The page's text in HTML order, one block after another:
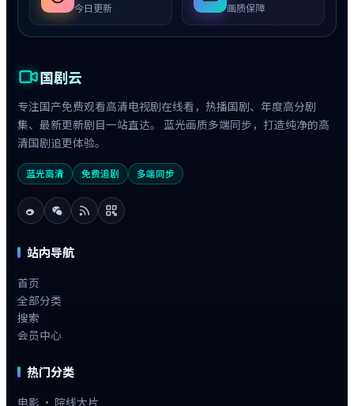
今日更新 画质保障
国剧云
专注国产免费观看高清电视剧在线看，热播国剧、年度高分剧
集、最新更新剧目一站直达。 蓝光画质多端同步，打造纯净的高
清国剧追更体验。
蓝光高清 免费追剧 多端同步
站内导航
首页
全部分类
搜索
会员中心
热门分类
电影 · 院线大片